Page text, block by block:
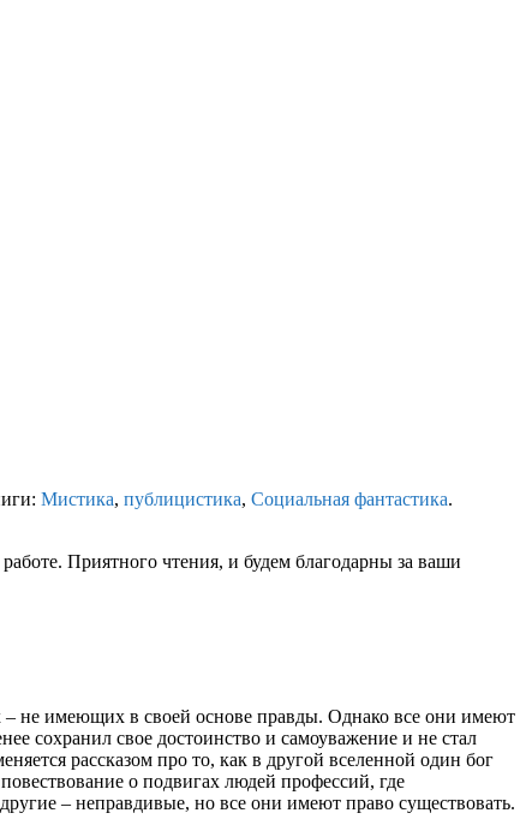
Мистика, публицистика, Социальная фантастика.
Приятного чтения, и будем благодарны за ваши
не имеющих в своей основе правды. Однако все они имеют
сохранил свое достоинство и самоуважение и не стал
рассказом про то, как в другой вселенной один бог
о подвигах людей профессий, где
– неправдивые, но все они имеют право существовать.